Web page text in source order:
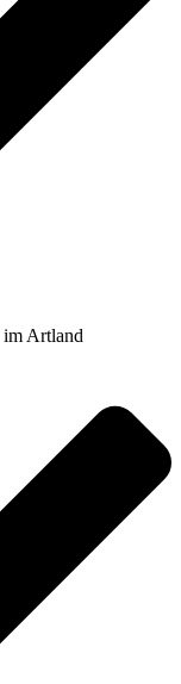
Artland